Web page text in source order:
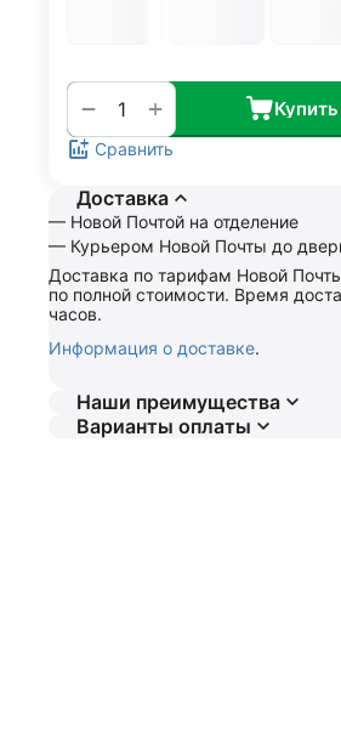
+
− Купить
Сравнить
Доставка
— Новой Почтой на отделение
— Курьером Новой Почты до
Доставка по тарифам Новой
по полной стоимости. Время
часов.
Информация о доставке.
Наши преимущества
Варианты оплаты